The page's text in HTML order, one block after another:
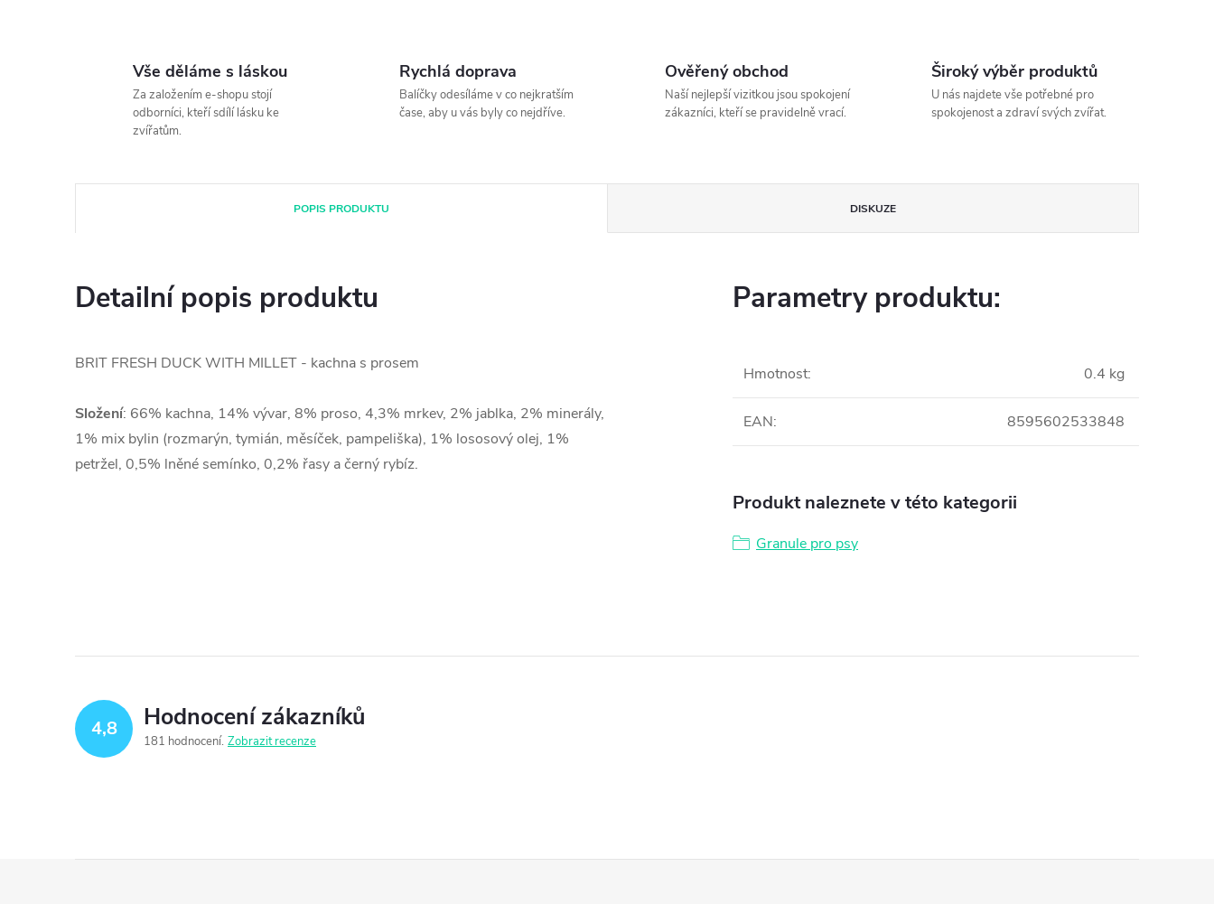
Vše děláme s láskou
Za založením e-shopu stojí
odborníci, kteří sdílí lásku ke
zvířatům.
Rychlá doprava
Balíčky odesíláme v co nejkratším
čase, aby u vás byly co nejdříve.
Ověřený obchod
Naší nejlepší vizitkou jsou spokojení
zákazníci, kteří se pravidelně vrací.
Široký výběr produktů
U nás najdete vše potřebné pro
spokojenost a zdraví svých zvířat.
POPIS PRODUKTU DISKUZE
Detailní popis produktu
BRIT FRESH DUCK WITH MILLET - kachna s prosem
Složení: 66% kachna, 14% vývar, 8% proso, 4,3% mrkev, 2% jablka, 2% minerály,
1% mix bylin (rozmarýn, tymián, měsíček, pampeliška), 1% lososový olej, 1%
petržel, 0,5% lněné semínko, 0,2% řasy a černý rybíz.
Parametry produktu:
Hmotnost: 0.4 kg
EAN: 8595602533848
Produkt naleznete v této kategorii
Granule pro psy
4,8 Hodnocení zákazníků
181 hodnocení Zobrazit recenze